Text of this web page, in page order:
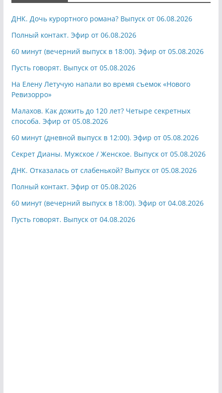
ДНК. Дочь курортного романа? Выпуск от 06.08.2026
Полный контакт. Эфир от 06.08.2026
60 минут (вечерний выпуск в 18:00). Эфир от 05.08.2026
Пусть говорят. Выпуск от 05.08.2026
На Елену Летучую напали во время съемок «Нового
Ревизорро»
Малахов. Как дожить до 120 лет? Четыре секретных
способа. Эфир от 05.08.2026
60 минут (дневной выпуск в 12:00). Эфир от 05.08.2026
Секрет Дианы. Мужское / Женское. Выпуск от 05.08.2026
ДНК. Отказалась от слабенькой? Выпуск от 05.08.2026
Полный контакт. Эфир от 05.08.2026
60 минут (вечерний выпуск в 18:00). Эфир от 04.08.2026
Пусть говорят. Выпуск от 04.08.2026